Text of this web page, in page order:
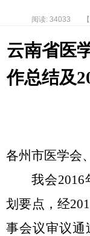
阅读: 34033
云南省医
作总结及
各州市医学会
我会2016
划要点，经
事会议审议通